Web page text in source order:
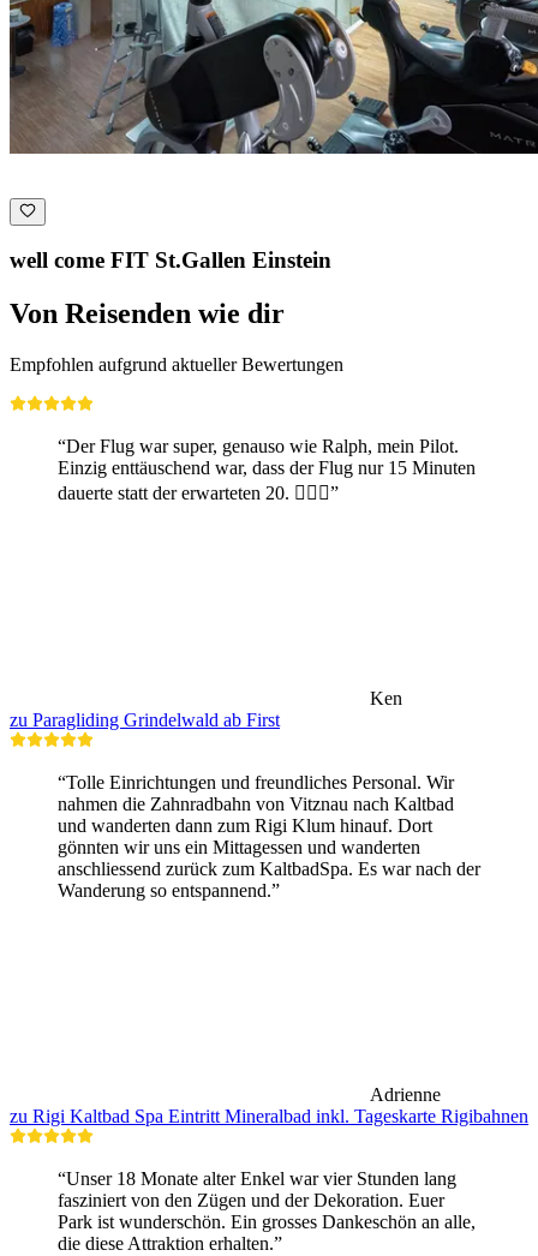
well come FIT St.Gallen Einstein
Von Reisenden wie dir
Empfohlen aufgrund aktueller Bewertungen
“Der Flug war super, genauso wie Ralph, mein Pilot.
Einzig enttäuschend war, dass der Flug nur 15 Minuten
dauerte statt der erwarteten 20. 🤷🏼‍♂️”
Ken
zu Paragliding Grindelwald ab First
“Tolle Einrichtungen und freundliches Personal. Wir
nahmen die Zahnradbahn von Vitznau nach Kaltbad
und wanderten dann zum Rigi Klum hinauf. Dort
gönnten wir uns ein Mittagessen und wanderten
anschliessend zurück zum KaltbadSpa. Es war nach der
Wanderung so entspannend.”
Adrienne
zu Rigi Kaltbad Spa Eintritt Mineralbad inkl. Tageskarte Rigibahnen
“Unser 18 Monate alter Enkel war vier Stunden lang
fasziniert von den Zügen und der Dekoration. Euer
Park ist wunderschön. Ein grosses Dankeschön an alle,
die diese Attraktion erhalten.”